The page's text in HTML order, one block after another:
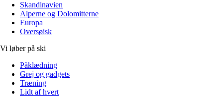
Skandinavien
Alperne og Dolomitterne
Europa
Oversøisk
Vi løber på ski
Påklædning
Grej og gadgets
Træning
Lidt af hvert